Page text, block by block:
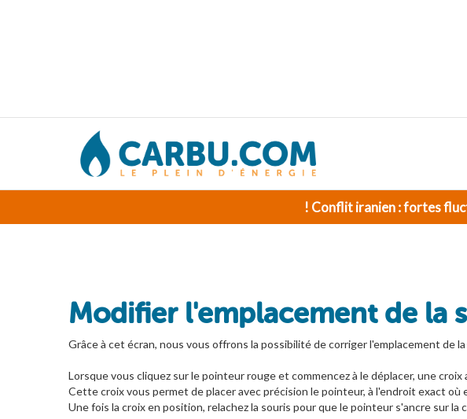
! Conflit iranien : fortes
Modifier l'emplacement de la
Grâce à cet écran, nous vous offrons la possibilité de corriger l'emplacement de
Lorsque vous cliquez sur le pointeur rouge et commencez à le déplacer, une
Cette croix vous permet de placer avec précision le pointeur, à l'endroit exact
Une fois la croix en position, relachez la souris pour que le pointeur s'ancre sur la